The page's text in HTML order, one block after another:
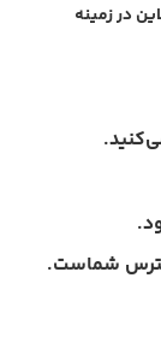
در زمینه
شماست.